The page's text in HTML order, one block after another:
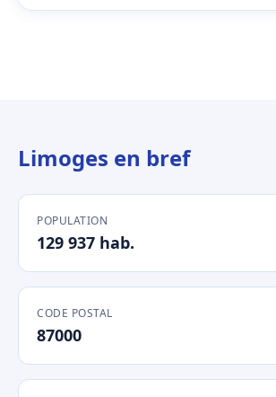
Limoges en bref
POPULATION
129 937 hab.
CODE POSTAL
87000